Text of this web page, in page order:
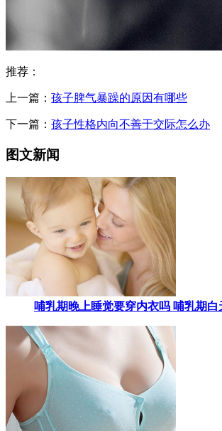
推荐：
上一篇： 孩子脾气暴躁的原因有哪些
下一篇： 孩子性格内向不善于交际怎么办
图文新闻
哺乳期晚上睡觉要穿内衣吗​ 哺乳期白